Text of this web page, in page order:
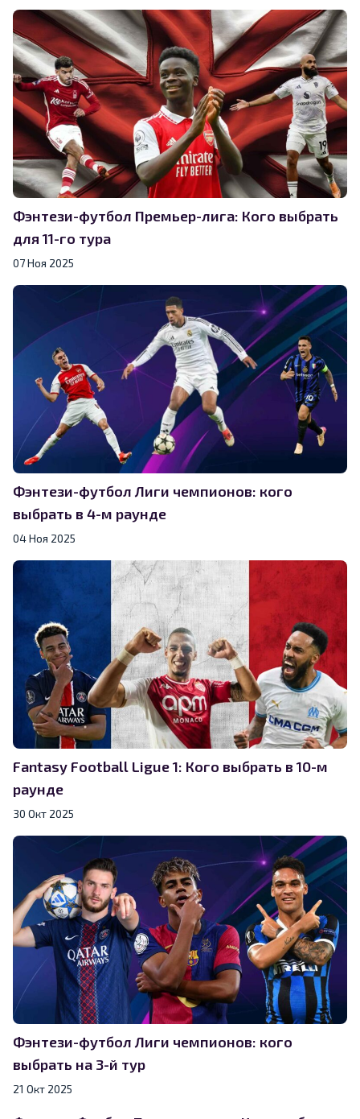
Фэнтези-футбол Премьер-лига: Кого выбрать
для 11-го тура
07 Ноя 2025
Фэнтези-футбол Лиги чемпионов: кого
выбрать в 4-м раунде
04 Ноя 2025
Fantasy Football Ligue 1: Кого выбрать в 10-м
раунде
30 Окт 2025
Фэнтези-футбол Лиги чемпионов: кого
выбрать на 3-й тур
21 Окт 2025